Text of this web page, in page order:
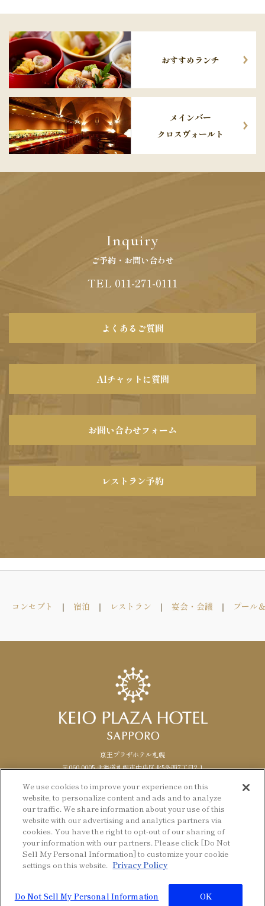
おすすめランチ
メインバー
クロスヴォールト
Inquiry
ご予約・お問い合わせ
TEL 011-271-0111
よくあるご質問
AIチャットに質問
お問い合わせフォーム
レストラン予約
コンセプト 宿泊 レストラン 宴会・会議 プール
京王プラザホテル札幌
〒060-0005 北海道札幌市中央区北5条西7丁目2-1
Facebook Instagram LANGUAGE
English
© KEIO PLAZA HOTEL SAPPORO
Back to top
We use cookies to improve your experience on this
website, to personalize content and ads and to analyze
our traffic. We share information about your use of this
website with our advertising and analytics partners via
cookies. You have the right to opt-out of our sharing of
your information with our partners. Please click [Do Not
Sell My Personal Information] to customize your cookie
settings on this website. Privacy Policy
Do Not Sell My Personal Information OK